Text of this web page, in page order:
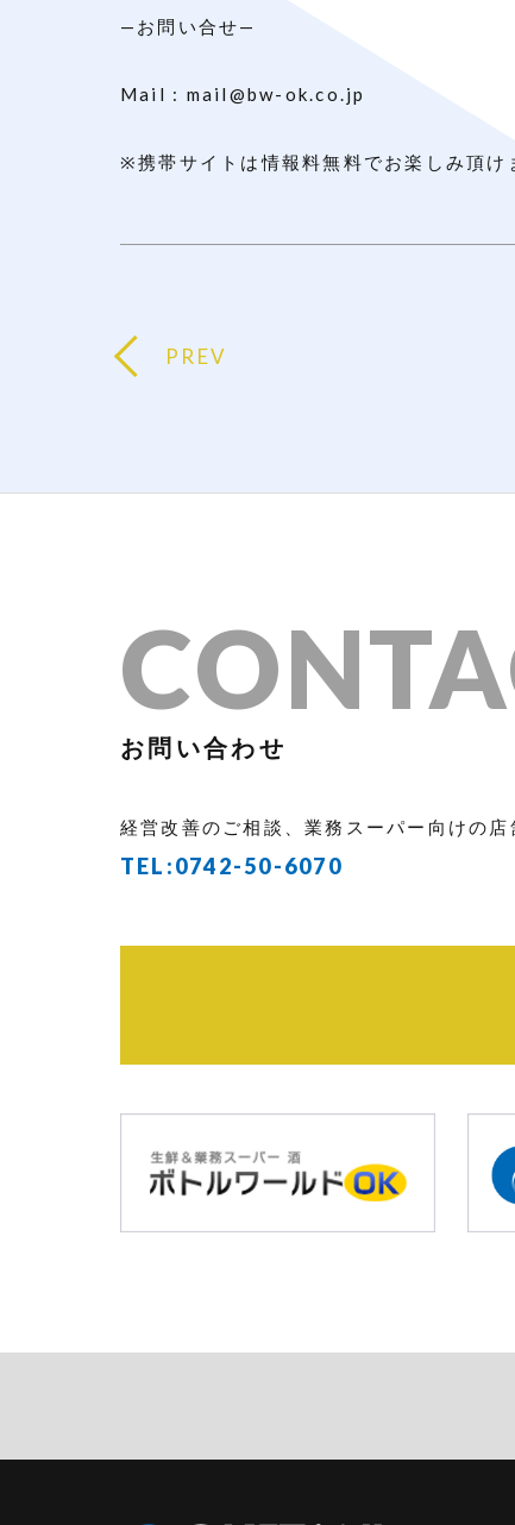
— お問い合せ—
Mail : mail@bw-ok.co.jp
※携帯サイトは情報料無料でお楽しみ頂け
PREV
お問い合わせ
経営改善のご相談、業務スーパー向けの
TEL:0742-50-6070